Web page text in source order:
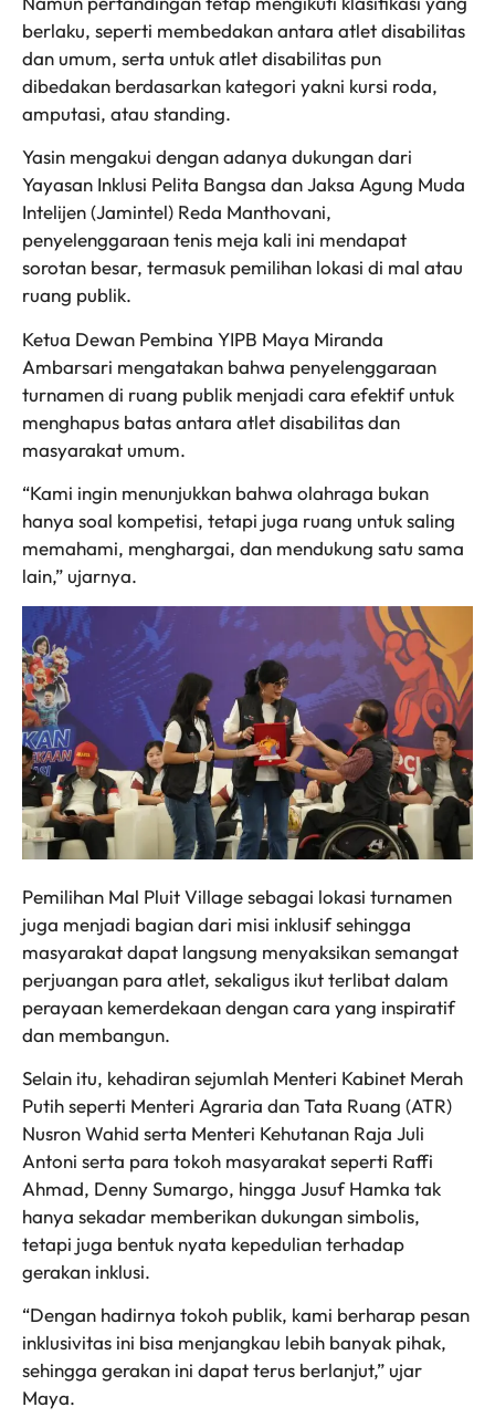
berlaku, seperti membedakan antara atlet disabilitas
dan umum, serta untuk atlet disabilitas pun
dibedakan berdasarkan kategori yakni kursi roda,
amputasi, atau standing.
Yasin mengakui dengan adanya dukungan dari
Yayasan Inklusi Pelita Bangsa dan Jaksa Agung Muda
Intelijen (Jamintel) Reda Manthovani,
penyelenggaraan tenis meja kali ini mendapat
sorotan besar, termasuk pemilihan lokasi di mal atau
ruang publik.
Ketua Dewan Pembina YIPB Maya Miranda
Ambarsari mengatakan bahwa penyelenggaraan
turnamen di ruang publik menjadi cara efektif untuk
menghapus batas antara atlet disabilitas dan
masyarakat umum.
“Kami ingin menunjukkan bahwa olahraga bukan
hanya soal kompetisi, tetapi juga ruang untuk saling
memahami, menghargai, dan mendukung satu sama
lain,” ujarnya.
Pemilihan Mal Pluit Village sebagai lokasi turnamen
juga menjadi bagian dari misi inklusif sehingga
masyarakat dapat langsung menyaksikan semangat
perjuangan para atlet, sekaligus ikut terlibat dalam
perayaan kemerdekaan dengan cara yang inspiratif
dan membangun.
Selain itu, kehadiran sejumlah Menteri Kabinet Merah
Putih seperti Menteri Agraria dan Tata Ruang (ATR)
Nusron Wahid serta Menteri Kehutanan Raja Juli
Antoni serta para tokoh masyarakat seperti Raffi
Ahmad, Denny Sumargo, hingga Jusuf Hamka tak
hanya sekadar memberikan dukungan simbolis,
tetapi juga bentuk nyata kepedulian terhadap
gerakan inklusi.
“Dengan hadirnya tokoh publik, kami berharap pesan
inklusivitas ini bisa menjangkau lebih banyak pihak,
sehingga gerakan ini dapat terus berlanjut,” ujar
Maya.